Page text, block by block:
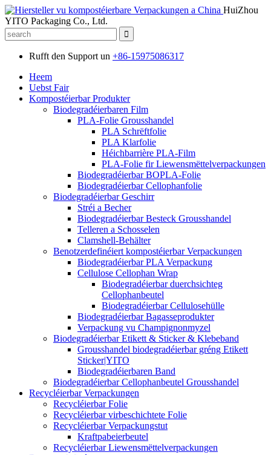
HuiZhou
YITO Packaging Co., Ltd.
Rufft den Support un +86-15975086317
Heem
Uebst Fair
Kompostéierbar Produkter
Biodegradéierbaren Film
PLA-Folie Grousshandel
PLA Schrëftfolie
PLA Klarfolie
Héichbarrière PLA-Film
PLA-Folie fir Liewensmëttelverpackungen
Biodegradéierbar BOPLA-Folie
Biodegradéierbar Cellophanfolie
Biodegradéierbar Geschirr
Stréi a Becher
Biodegradéierbar Besteck Grousshandel
Telleren a Schosselen
Clamshell-Behälter
Benotzerdefinéiert kompostéierbar Verpackungen
Biodegradéierbar PLA Verpackung
Cellulose Cellophan Wrap
Biodegradéierbar duerchsichteg
Cellophanbeutel
Biodegradéierbar Cellulosehülle
Biodegradéierbar Bagasseprodukter
Verpackung vu Champignonmyzel
Biodegradéierbar Etikett & Sticker & Klebeband
Grousshandel biodegradéierbar gréng Etikett
Sticker|YITO
Biodegradéierbaren Band
Biodegradéierbar Cellophanbeutel Grousshandel
Recycléierbar Verpackungen
Recycléierbar Folie
Recycléierbar virbeschichtete Folie
Recycléierbar Verpackungstut
Kraftpabeierbeutel
Recycléierbar Liewensmëttelverpackungen